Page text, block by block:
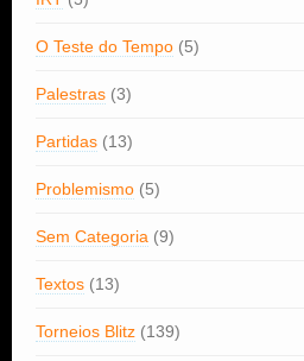
O Teste do Tempo (5)
Palestras (3)
Partidas (13)
Problemismo (5)
Sem Categoria (9)
Textos (13)
Torneios Blitz (139)